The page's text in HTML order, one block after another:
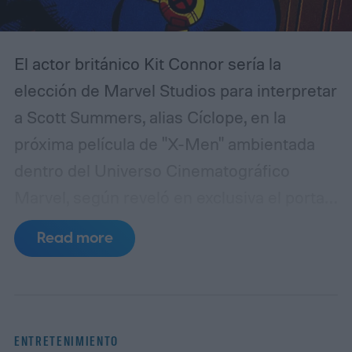
El actor británico Kit Connor sería la
elección de Marvel Studios para interpretar
a Scott Summers, alias Cíclope, en la
próxima película de "X-Men" ambientada
especializado Deadline. La decisión final
habría llegado la semana pasada, tras un
Read more
ENTRETENIMIENTO